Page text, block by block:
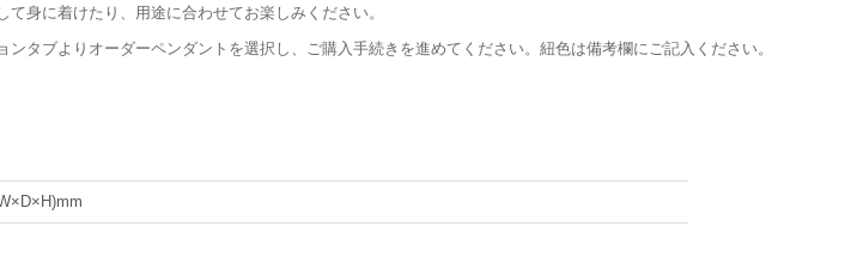
身に着けたり、用途に合わせてお楽しみください。
タブよりオーダーペンダントを選択し、ご購入手続きを進めてください。紐色は備考欄にご記入ください。